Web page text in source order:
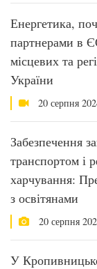
Енергетика,
партнерами в
місцевих та
України
20 серпня
Забезпечення
транспортом і
харчування:
з освітянами
20 серпня
У